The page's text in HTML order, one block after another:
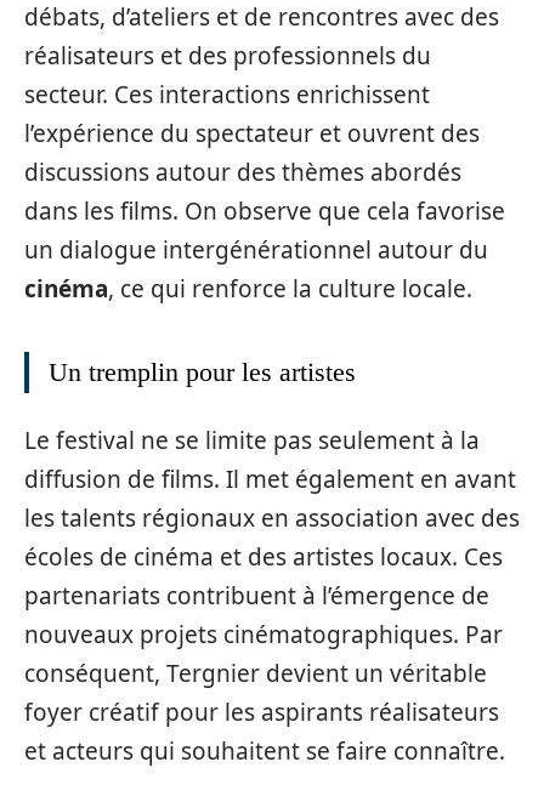
débats, d’ateliers et de rencontres avec des
réalisateurs et des professionnels du
secteur. Ces interactions enrichissent
l’expérience du spectateur et ouvrent des
discussions autour des thèmes abordés
dans les films. On observe que cela favorise
un dialogue intergénérationnel autour du
cinéma, ce qui renforce la culture locale.
Un tremplin pour les artistes
Le festival ne se limite pas seulement à la
diffusion de films. Il met également en avant
les talents régionaux en association avec des
écoles de cinéma et des artistes locaux. Ces
partenariats contribuent à l’émergence de
nouveaux projets cinématographiques. Par
conséquent, Tergnier devient un véritable
foyer créatif pour les aspirants réalisateurs
et acteurs qui souhaitent se faire connaître.